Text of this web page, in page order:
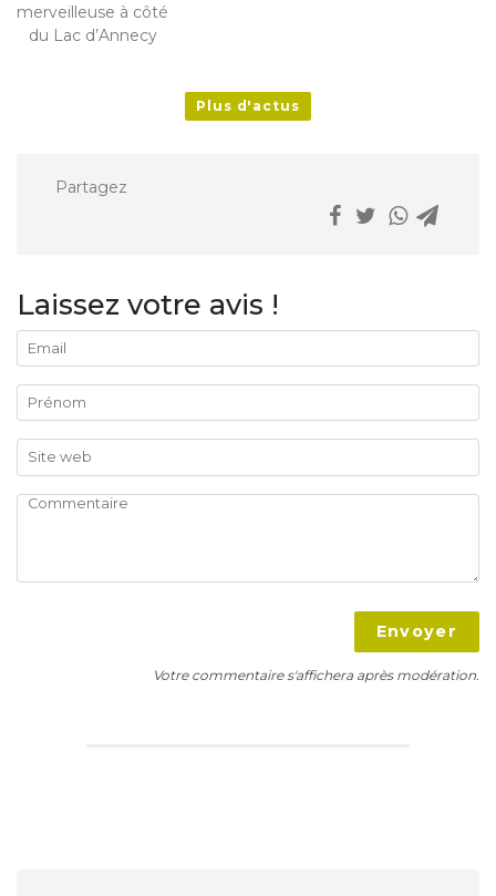
merveilleuse à côté
du Lac d’Annecy
Plus d'actus
Partagez
Laissez votre avis !
Envoyer
Votre commentaire s'affichera après modération.